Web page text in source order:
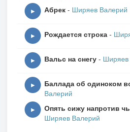
▶ Абрек - Ширяев Валерий
▶ Рождается строка -
▶ Вальс на снегу - Ширяев
▶ Баллада об одиноком
Валерий
▶ Опять сижу напротив
Ширяев Валерий